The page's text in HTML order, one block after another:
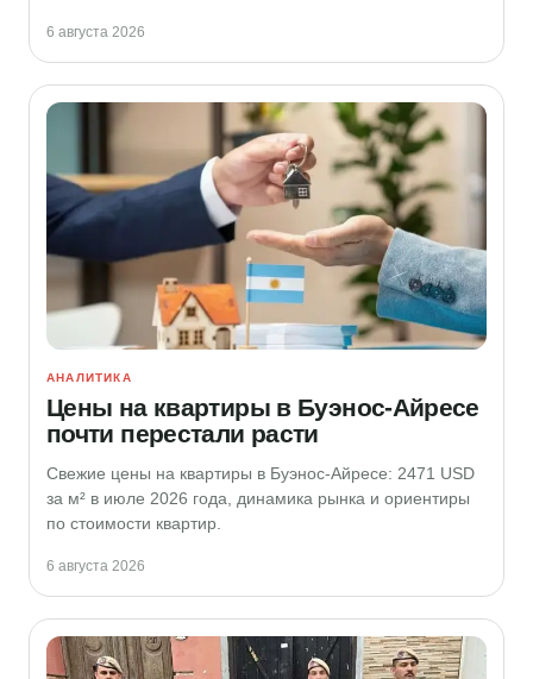
6 августа 2026
АНАЛИТИКА
Цены на квартиры в Буэнос-Айресе
почти перестали расти
Свежие цены на квартиры в Буэнос-Айресе: 2471 USD
за м² в июле 2026 года, динамика рынка и ориентиры
по стоимости квартир.
6 августа 2026